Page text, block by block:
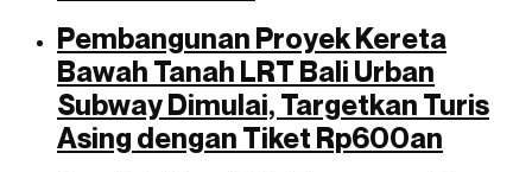
Pembangunan Proyek Kereta
Bawah Tanah LRT Bali Urban
Subway Dimulai, Targetkan Turis
Asing dengan Tiket Rp600an